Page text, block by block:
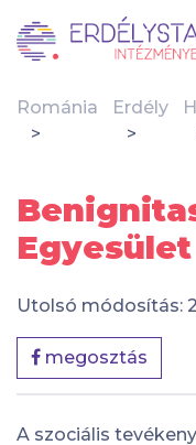
Románia Erdély
Utolsó módosítás:
megosztás
A szociális